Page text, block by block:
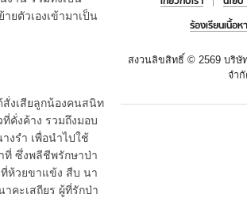
ยตัวเองเข้ามาเป็น
สั่งเสียลูกน้องคนสนิท
คั่งค้าง รวมถึงมอบ
งรำ เพื่อนำไปใช้
ที่ ซึ่งพลีชีพรักษาป่า
ห้วยขาแข้ง สืบ นา
คะเสถียร ผู้ที่รักป่า
ร้องเรียนเนื้อห
สงวนลิขสิทธิ์ © 2569 บริษั
จำ